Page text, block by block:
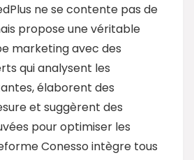
ne se contente pas de
propose une véritable
marketing avec des
qui analysent les
élaborent des
et suggèrent des
pour optimiser les
Conesso intègre tous